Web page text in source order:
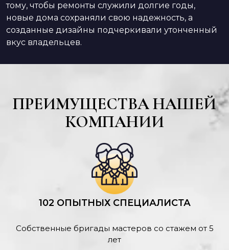
тому, чтобы ремонты служили долгие годы,
новые дома сохраняли свою надежность, а
созданные дизайны подчеркивали утонченный
вкус владельцев.
ПРЕИМУЩЕСТВА НАШЕЙ
КОМПАНИИ
102 ОПЫТНЫХ СПЕЦИАЛИСТА
Собственные бригады мастеров со стажем от 5
лет